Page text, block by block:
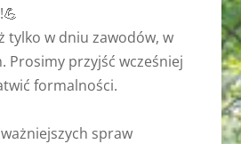
tylko w dniu zawodów, w
Prosimy przyjść wcześniej
formalności.
spraw